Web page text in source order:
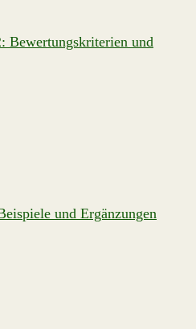
Bewertungskriterien und
und Ergänzungen